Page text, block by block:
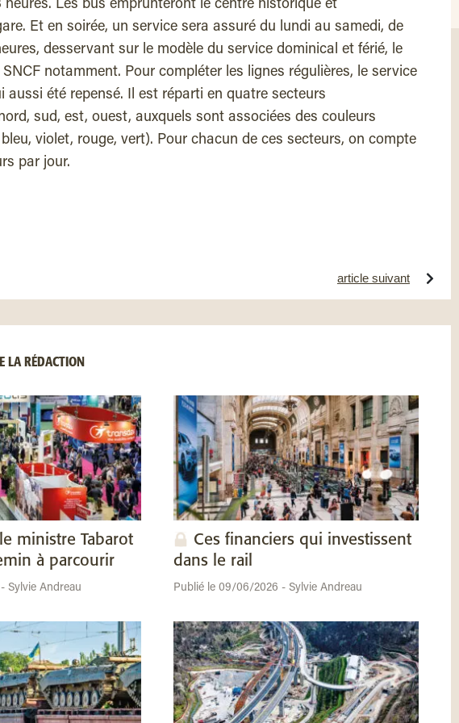
heures. Les bus emprunteront le centre historique et
Et en soirée, un service sera assuré du lundi au samedi, de
desservant sur le modèle du service dominical et férié, le
notamment. Pour compléter les lignes régulières, le service
aussi été repensé. Il est réparti en quatre secteurs
sud, est, ouest, auxquels sont associées des couleurs
violet, rouge, vert). Pour chacun de ces secteurs, on compte
par jour.
article suivant
LA RÉDACTION
ministre Tabarot
à parcourir
Sylvie Andreau
Ces financiers qui investissent
dans le rail
Publié le 09/06/2026 - Sylvie Andreau